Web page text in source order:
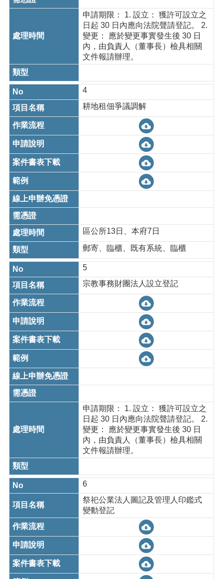
政
政
站
資
料
開
放
宣
告
網
站
全
政
策
申請期限： 1. 設立： 獲許可設立之
日起 30 日內應向法院聲請登記。 2.
變更： 應於變更事實發生後 30 日
內，由負責人（董事長）檢具相關
文件報請辦理。
4
耕地租佃爭議調解
區公所13日、本府7日
郵寄、臨櫃、既有系統、臨櫃
5
宗教事務財團法人設立登記
申請期限： 1. 設立： 獲許可設立之
日起 30 日內應向法院聲請登記。 2.
變更： 應於變更事實發生後 30 日
內，由負責人（董事長）檢具相關
文件報請辦理。
6
祭祀公業法人圖記及管理人印鑑式
變動登記